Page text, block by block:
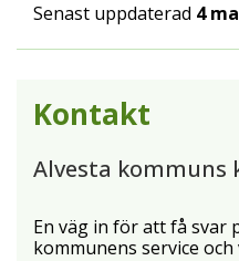
Senast uppdaterad 4
Kontakt
Alvesta
En väg in för att få svar
kommunens service